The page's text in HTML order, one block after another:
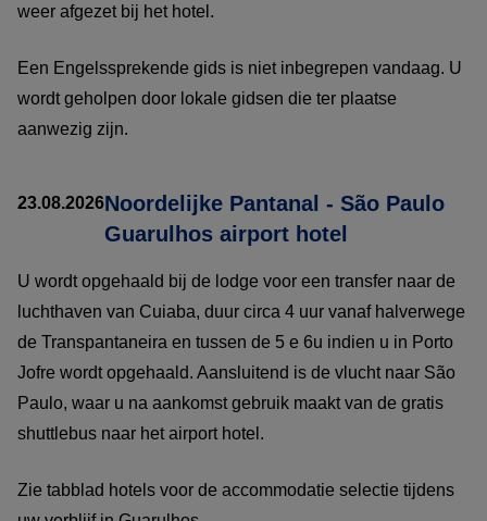
weer afgezet bij het hotel.
Een Engelssprekende gids is niet inbegrepen vandaag. U
wordt geholpen door lokale gidsen die ter plaatse
aanwezig zijn.
23.08.2026Noordelijke Pantanal - São Paulo
Guarulhos airport hotel
U wordt opgehaald bij de lodge voor een transfer naar de
luchthaven van Cuiaba, duur circa 4 uur vanaf halverwege
de Transpantaneira en tussen de 5 e 6u indien u in Porto
Jofre wordt opgehaald. Aansluitend is de vlucht naar São
Paulo, waar u na aankomst gebruik maakt van de gratis
shuttlebus naar het airport hotel.
Zie tabblad hotels voor de accommodatie selectie tijdens